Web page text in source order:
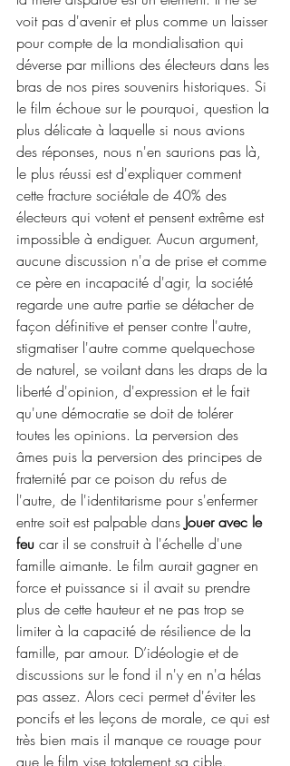
voit pas d'avenir et plus comme un laisser
pour compte de la mondialisation qui
déverse par millions des électeurs dans les
bras de nos pires souvenirs historiques. Si
le film échoue sur le pourquoi, question la
plus délicate à laquelle si nous avions
des réponses, nous n'en saurions pas là,
le plus réussi est d'expliquer comment
cette fracture sociétale de 40% des
électeurs qui votent et pensent extrême est
impossible à endiguer. Aucun argument,
aucune discussion n'a de prise et comme
ce père en incapacité d'agir, la société
regarde une autre partie se détacher de
façon définitive et penser contre l'autre,
stigmatiser l'autre comme quelquechose
de naturel, se voilant dans les draps de la
liberté d'opinion, d'expression et le fait
qu'une démocratie se doit de tolérer
toutes les opinions. La perversion des
âmes puis la perversion des principes de
fraternité par ce poison du refus de
l'autre, de l'identitarisme pour s'enfermer
entre soit est palpable dans Jouer avec le
feu car il se construit à l'échelle d'une
famille aimante. Le film aurait gagner en
force et puissance si il avait su prendre
plus de cette hauteur et ne pas trop se
limiter à la capacité de résilience de la
famille, par amour. D’idéologie et de
discussions sur le fond il n'y en n'a hélas
pas assez. Alors ceci permet d'éviter les
poncifs et les leçons de morale, ce qui est
très bien mais il manque ce rouage pour
que le film vise totalement sa cible.